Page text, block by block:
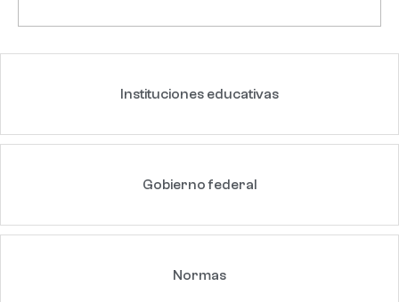
Instituciones educativas
Gobierno federal
Normas